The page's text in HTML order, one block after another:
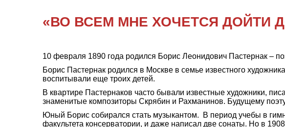
«ВО ВСЕМ МНЕ ХОЧЕТСЯ ДОЙТИ
10 февраля 1890 года родился Борис Леонидович Пастернак –
Борис Пастернак родился в Москве в семье известного
воспитывали еще троих детей.
В квартире Пастернаков часто бывали известные художники,
знаменитые композиторы Скрябин и Рахманинов. Будущему
Юный Борис собирался стать музыкантом. В период учебы в
факультета консерватории, и даже написал две сонаты. Но в